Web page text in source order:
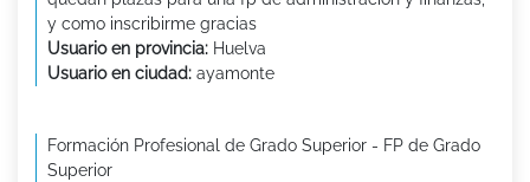
y como inscribirme gracias
Usuario en provincia: Huelva
Usuario en ciudad: ayamonte
Formación Profesional de Grado Superior - FP de Grado
Superior